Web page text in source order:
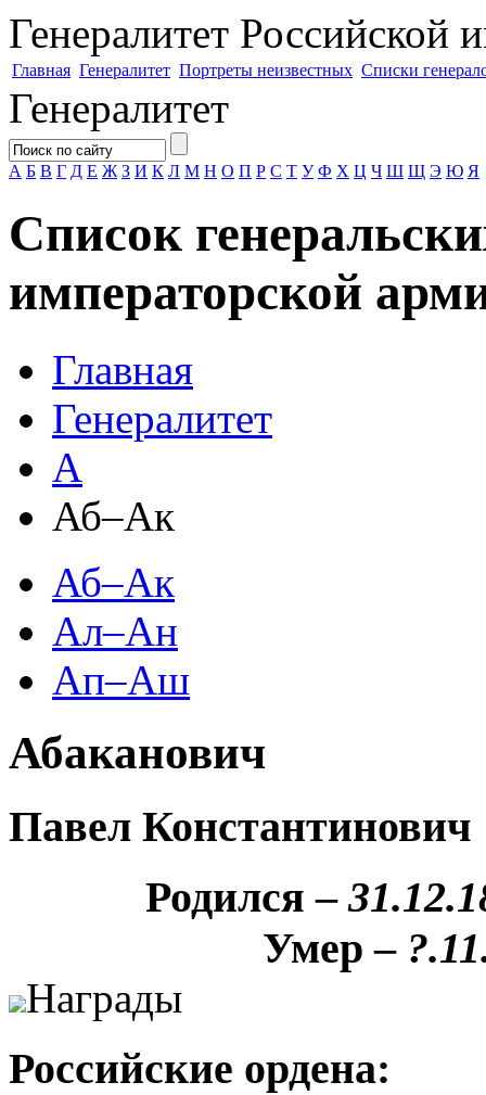
Генералитет Российской
Главная Генералитет Портреты неизвестных Списки
Генералитет
А Б В Г Д Е Ж З И К Л М Н О П Р С Т У Ф Х Ц Ч Ш Щ Э Ю Я
Список
императорской
Главная
Генералитет
А
Аб–Ак
Аб–Ак
Ал–Ан
Ап–Аш
Абаканович
Павел Константинович
Родился –
Умер –
Награды
Российские ордена: